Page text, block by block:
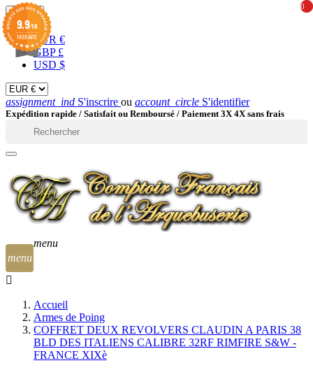
EUR 
EUR €
GBP £
USD $
assignment_ind S'inscrire ou account_circle S'identifier
Expédition rapide / Satisfait ou Remboursé / Paiement 3X 4X sans frais
menu
0
0
menu
Accueil
Armes de Poing
COFFRET DEUX REVOLVERS CLAUDIN A PARIS 38
BLD DES ITALIENS CALIBRE 32RF RIMFIRE S&W -
FRANCE XIXè
9.9/10
1439 AVIS